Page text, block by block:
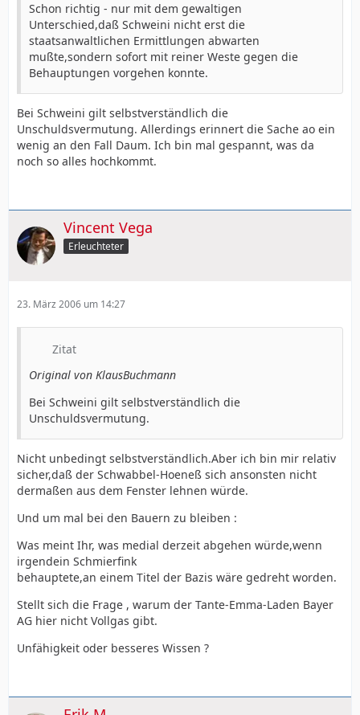
Schon richtig - nur mit dem gewaltigen
Unterschied,daß Schweini nicht erst die
staatsanwaltlichen Ermittlungen abwarten
mußte,sondern sofort mit reiner Weste gegen die
Behauptungen vorgehen konnte.
Bei Schweini gilt selbstverständlich die
Unschuldsvermutung. Allerdings erinnert die Sache ao ein
wenig an den Fall Daum. Ich bin mal gespannt, was da
noch so alles hochkommt.
Vincent Vega
Erleuchteter
23. März 2006 um 14:27
Zitat
Original von KlausBuchmann
Bei Schweini gilt selbstverständlich die
Unschuldsvermutung.
Nicht unbedingt selbstverständlich.Aber ich bin mir relativ
sicher,daß der Schwabbel-Hoeneß sich ansonsten nicht
dermaßen aus dem Fenster lehnen würde.
Und um mal bei den Bauern zu bleiben :
Was meint Ihr, was medial derzeit abgehen würde,wenn
irgendein Schmierfink
behauptete,an einem Titel der Bazis wäre gedreht worden.
Stellt sich die Frage , warum der Tante-Emma-Laden Bayer
AG hier nicht Vollgas gibt.
Unfähigkeit oder besseres Wissen ?